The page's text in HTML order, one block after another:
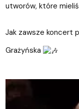
utworów, które
Jak zawsze koncert
Grażyńska